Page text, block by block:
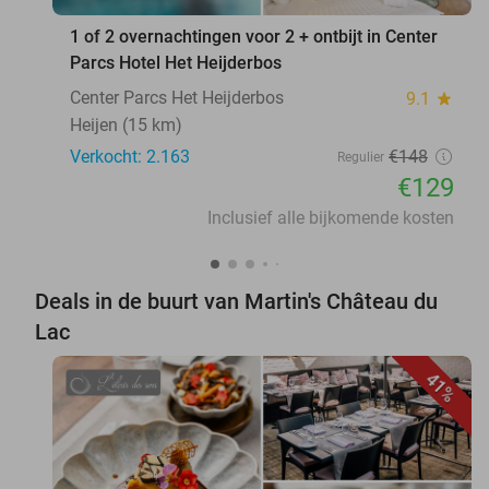
1 of 2 overnachtingen voor 2 + ontbijt in Center
Parcs Hotel Het Heijderbos
Center Parcs Het Heijderbos
9.1 star
Heijen (15 km)
Verkocht: 2.163
Regulier €148
€129
Inclusief alle bijkomende kosten
Deals in de buurt van Martin's Château du
Lac
41%